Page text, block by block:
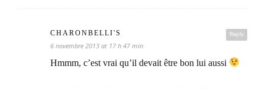
Reply
CHARONBELLI'S
6 novembre 2013 at 17 h 47 min
Hmmm, c’est vrai qu’il devait être bon lui aussi